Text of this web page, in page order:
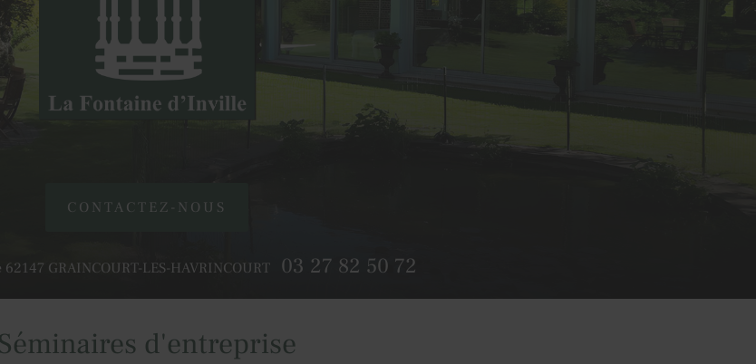
CONTACTEZ-NOUS
62147 GRAINCOURT-LES-HAVRINCOURT 03 27 82 50 72
Séminaires d'entreprise